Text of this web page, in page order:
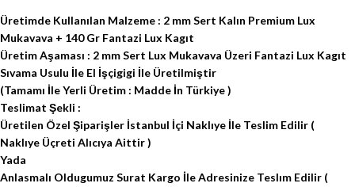
Üretimde Kullanılan Malzeme : 2 mm Sert Kalın Premium Lux
Mukavava + 140 Gr Fantazi Lux Kagıt
Üretim Aşaması : 2 mm Sert Lux Mukavava Üzeri Fantazi Lux Kagıt
Sıvama Usulu İle El İşçigigi İle Üretilmiştir
(Tamamı İle Yerli Üretim : Madde İn Türkiye )
Teslimat Şekli :
Üretilen Özel Şiparişler İstanbul İçi Naklıye İle Teslim Edilir (
Naklıye Üçreti Alıcıya Aittir )
Yada
Anlasmalı Oldugumuz Surat Kargo İle Adresinize Teslım Edilir (